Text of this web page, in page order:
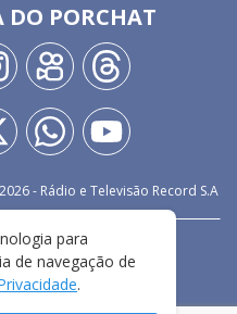
DO PORCHAT
- Rádio e Televisão Record S.A
PRIVACIDADE
DE USO
para
de navegação de
.